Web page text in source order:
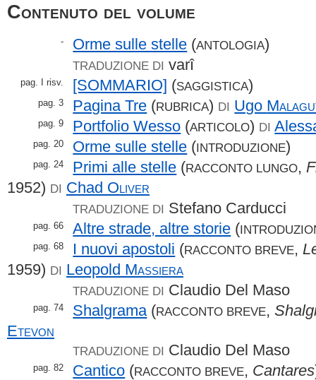
Contenuto del volume
- Orme sulle stelle (ANTOLOGIA)
TRADUZIONE DI varî
pag. I risv. [SOMMARIO] (SAGGISTICA)
pag. 3 Pagina Tre (RUBRICA) DI Ugo
pag. 9 Portfolio Wesso (ARTICOLO) DI
pag. 20 Orme sulle stelle (INTRODUZIONE)
pag. 24 Primi alle stelle (RACCONTO LUNGO,
1952) DI Chad Oliver
TRADUZIONE DI Stefano Carducci
pag. 66 Altre strade, altre storie (
pag. 68 I nuovi apostoli (RACCONTO BREVE,
1959) DI Leopold Massiera
TRADUZIONE DI Claudio Del Maso
pag. 74 Shalgrama (RACCONTO BREVE,
Etevon
TRADUZIONE DI Claudio Del Maso
pag. 82 Cantico (RACCONTO BREVE, Cantares